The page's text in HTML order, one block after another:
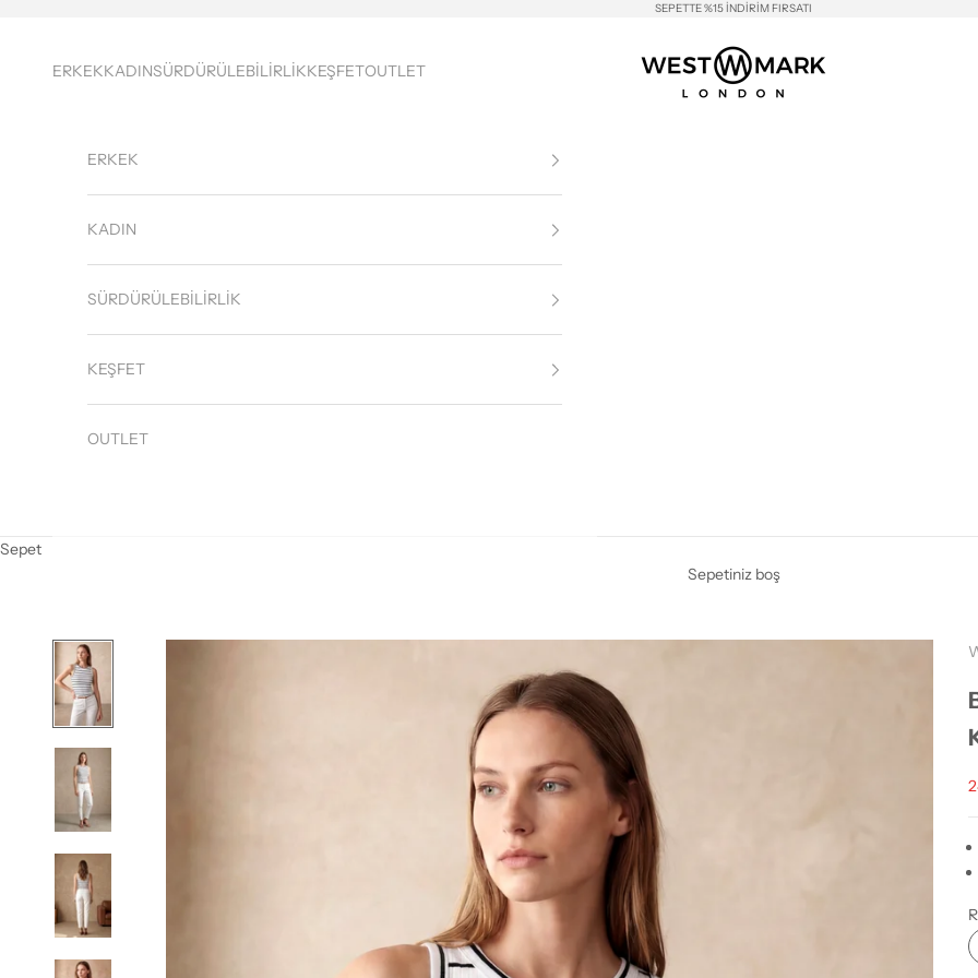
SEPETTE %15 İNDİRİM FIRSATI
Westmark London EU(TR) Store
ERKEKKADINSÜRDÜRÜLEBİLİRLİKKEŞFETOUTLET
ERKEK
KADIN
SÜRDÜRÜLEBİLİRLİK
KEŞFET
OUTLET
Sepet
Sepetiniz boş